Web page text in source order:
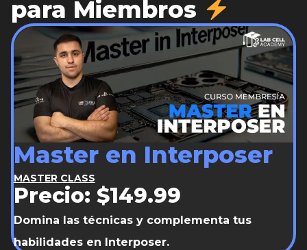
para Miembros
Master en Interposer
MASTER CLASS
Precio: $149.99
Domina las técnicas y complementa tus
habilidades en Interposer.